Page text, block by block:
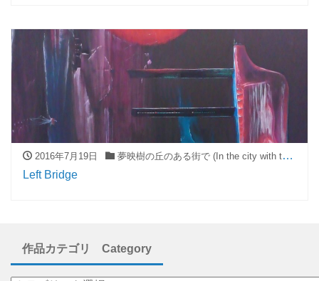
2016年7月19日 夢映樹の丘のある街で (In the city with the hills of "Mueiju")
Left Bridge
作品カテゴリ Category